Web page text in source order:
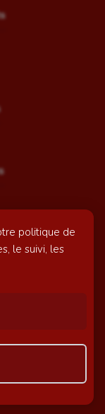
politique de
le suivi, les
par